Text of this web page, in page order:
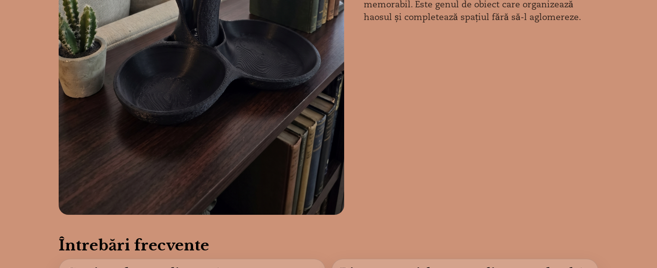
memorabil. Este genul de obiect care organizează
haosul și completează spațiul fără să-l aglomereze.
Întrebări frecvente